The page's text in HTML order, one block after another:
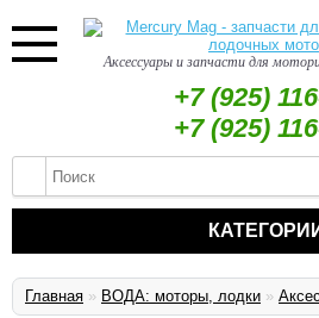
Аксессуары и запчасти для
+7 (925)
+7 (925)
Главная » ВОДА: моторы, лодки »